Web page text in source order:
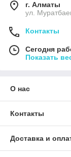
г. Алматы
ул.
Контакты
Сегодня
Показать
О нас
Контакты
Доставка и